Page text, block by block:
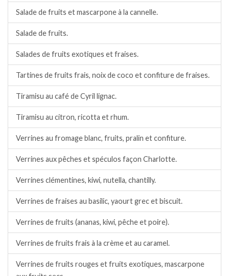
Salade de fruits et mascarpone à la cannelle.
Salade de fruits.
Salades de fruits exotiques et fraises.
Tartines de fruits frais, noix de coco et confiture de fraises.
Tiramisu au café de Cyril lignac.
Tiramisu au citron, ricotta et rhum.
Verrines au fromage blanc, fruits, pralin et confiture.
Verrines aux pêches et spéculos façon Charlotte.
Verrines clémentines, kiwi, nutella, chantilly.
Verrines de fraises au basilic, yaourt grec et biscuit.
Verrines de fruits (ananas, kiwi, pêche et poire).
Verrines de fruits frais à la crème et au caramel.
Verrines de fruits rouges et fruits exotiques, mascarpone